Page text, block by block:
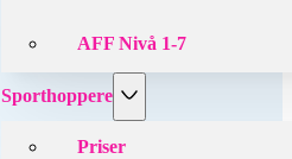
AFF Nivå 1-7
Sporthoppere
Priser